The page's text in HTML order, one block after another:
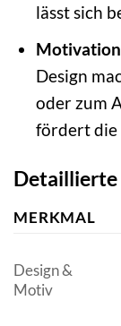
lässt sich
Design
oder zum
fördert die
MERKMAL
Design &
Motiv